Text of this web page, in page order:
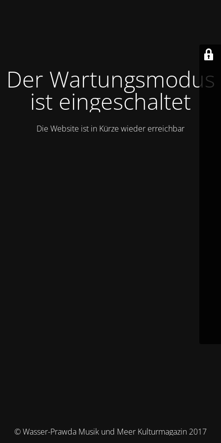
Der Wartungsmodus
ist eingeschaltet
Die Website ist in Kürze wieder erreichbar
© Wasser-Prawda Musik und Meer Kulturmagazin 2017